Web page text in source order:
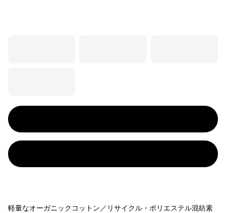
軽量なオーガニックコットン／リサイクル・ポリエステル混紡素